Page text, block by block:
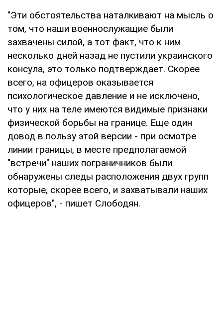
"Эти обстоятельства наталкивают на мысль о
том, что наши военнослужащие были
захвачены силой, а тот факт, что к ним
несколько дней назад не пустили украинского
консула, это только подтверждает. Скорее
всего, на офицеров оказывается
психологическое давление и не исключено,
что у них на теле имеются видимые признаки
физической борьбы на границе. Еще один
довод в пользу этой версии - при осмотре
линии границы, в месте предполагаемой
"встречи" наших пограничников были
обнаружены следы расположения двух групп
которые, скорее всего, и захватывали наших
офицеров", - пишет Слободян.